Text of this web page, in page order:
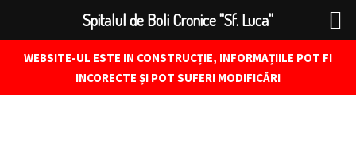
WEBSITE-UL ESTE IN CONSTRUCȚIE, INFORMAȚIILE POT FI
INCORECTE ȘI POT SUFERI MODIFICĂRI
Spitalul de Boli Cronice "Sf. Luca"